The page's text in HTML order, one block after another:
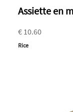
Assiette en
€ 10.60
Rice